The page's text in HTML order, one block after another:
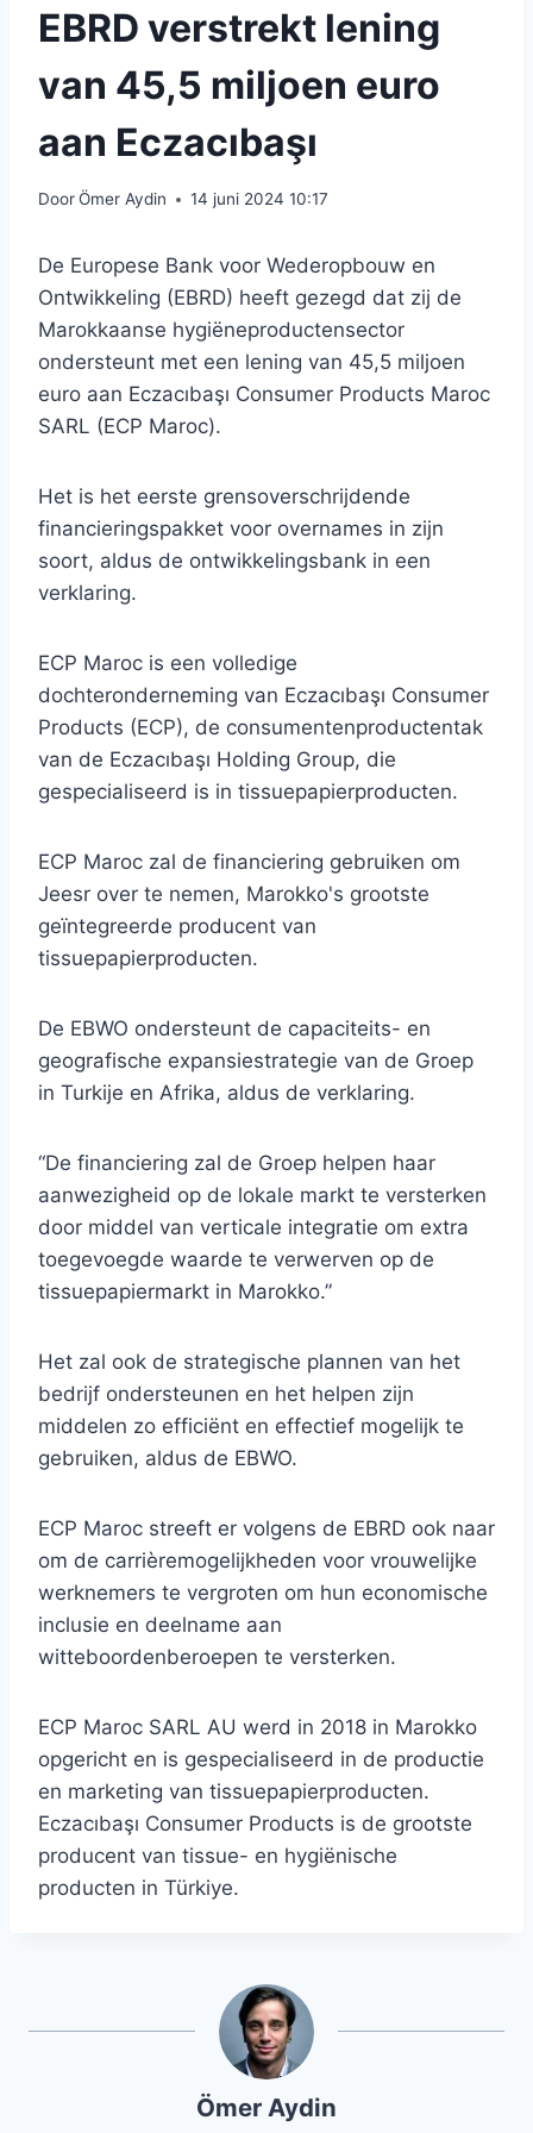
EBRD verstrekt lening
van 45,5 miljoen euro
aan Eczacıbaşı
DoorÖmer Aydin 14 juni 2024 10:17
De Europese Bank voor Wederopbouw en
Ontwikkeling (EBRD) heeft gezegd dat zij de
Marokkaanse hygiëneproductensector
ondersteunt met een lening van 45,5 miljoen
euro aan Eczacıbaşı Consumer Products Maroc
SARL (ECP Maroc).
Het is het eerste grensoverschrijdende
financieringspakket voor overnames in zijn
soort, aldus de ontwikkelingsbank in een
verklaring.
ECP Maroc is een volledige
dochteronderneming van Eczacıbaşı Consumer
Products (ECP), de consumentenproductentak
van de Eczacıbaşı Holding Group, die
gespecialiseerd is in tissuepapierproducten.
ECP Maroc zal de financiering gebruiken om
Jeesr over te nemen, Marokko's grootste
geïntegreerde producent van
tissuepapierproducten.
De EBWO ondersteunt de capaciteits- en
geografische expansiestrategie van de Groep
in Turkije en Afrika, aldus de verklaring.
“De financiering zal de Groep helpen haar
aanwezigheid op de lokale markt te versterken
door middel van verticale integratie om extra
toegevoegde waarde te verwerven op de
tissuepapiermarkt in Marokko.”
Het zal ook de strategische plannen van het
bedrijf ondersteunen en het helpen zijn
middelen zo efficiënt en effectief mogelijk te
gebruiken, aldus de EBWO.
ECP Maroc streeft er volgens de EBRD ook naar
om de carrièremogelijkheden voor vrouwelijke
werknemers te vergroten om hun economische
inclusie en deelname aan
witteboordenberoepen te versterken.
ECP Maroc SARL AU werd in 2018 in Marokko
opgericht en is gespecialiseerd in de productie
en marketing van tissuepapierproducten.
Eczacıbaşı Consumer Products is de grootste
producent van tissue- en hygiënische
producten in Türkiye.
Ömer Aydin